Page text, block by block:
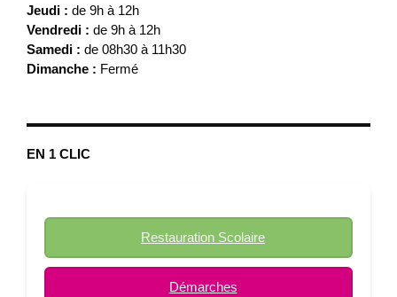
Jeudi : de 9h à 12h
Vendredi : de 9h à 12h
Samedi : de 08h30 à 11h30
Dimanche : Fermé
EN 1 CLIC
Restauration Scolaire
Démarches